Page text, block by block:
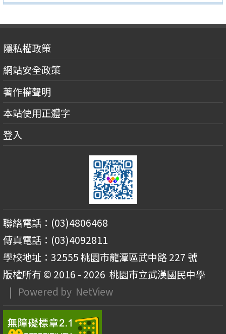
隱私權政策
網站安全政策
著作權聲明
本站使用正體字
登入
聯絡電話：(03)4806468
傳真電話：(03)4092811
學校地址：32555 桃園市龍潭區武中路 227 號
版權所有 © 2016 - 2026 桃園市立武漢國民中學
| Powered by NetView